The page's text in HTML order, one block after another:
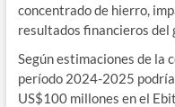
concentrado de hierro,
resultados financieros del
Según estimaciones de la
período 2024-2025
US$100 millones en el